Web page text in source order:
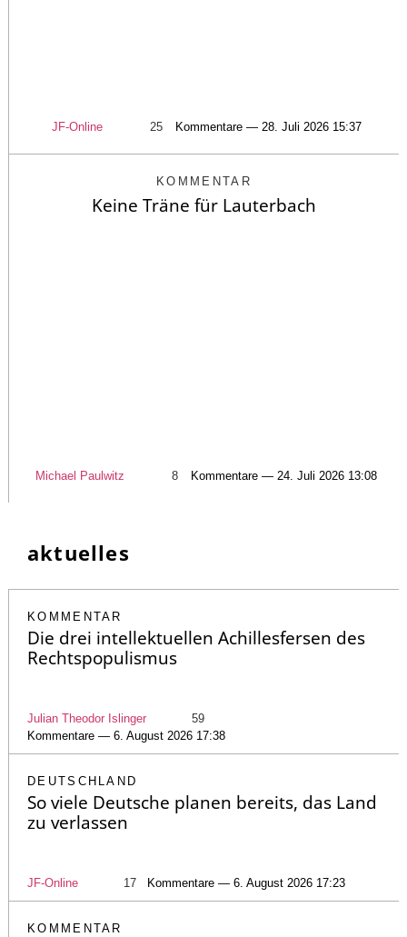
JF-Online 25 Kommentare — 28. Juli 2026 15:37
KOMMENTAR
Keine Träne für Lauterbach
Michael Paulwitz 8 Kommentare — 24. Juli 2026 13:08
aktuelles
KOMMENTAR
Die drei intellektuellen Achillesfersen des
Rechtspopulismus
Julian Theodor Islinger
59
Kommentare — 6. August 2026 17:38
DEUTSCHLAND
So viele Deutsche planen bereits, das Land
zu verlassen
JF-Online 17 Kommentare — 6. August 2026 17:23
KOMMENTAR